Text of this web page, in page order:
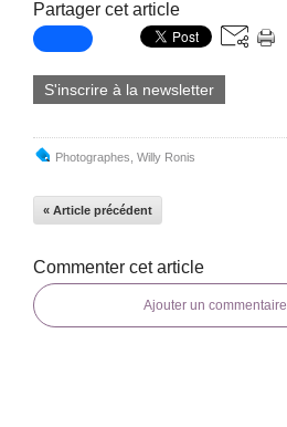
Partager cet article
S'inscrire à la newsletter
Photographes Willy Ronis
« Article précédent
Commenter cet article
Ajouter un commentaire